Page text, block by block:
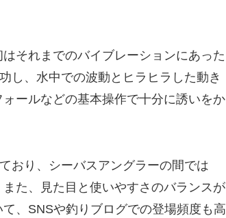
それまでのバイブレーションにあった
し、水中での波動とヒラヒラした動き
ールなどの基本操作で十分に誘いをか
おり、シーバスアングラーの間では
た、見た目と使いやすさのバランスが
、SNSや釣りブログでの登場頻度も高